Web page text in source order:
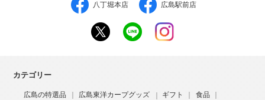
八丁堀本店 広島駅前店
カテゴリー
広島の特選品 広島東洋カープグッズ ギフト 食品